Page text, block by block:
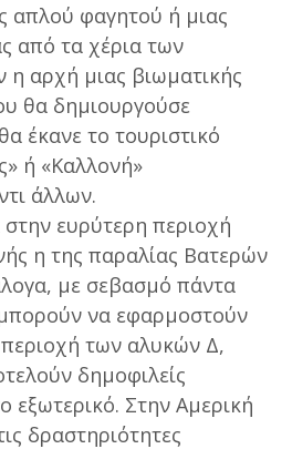
απλού φαγητού ή μιας
από τα χέρια των
η αρχή μιας βιωματικής
θα δημιουργούσε
έκανε το τουριστικό
ή «Καλλονή»
άλλων.
ευρύτερη περιοχή
η της παραλίας Βατερών
με σεβασμό πάντα
να εφαρμοστούν
των αλυκών Δ,
δημοφιλείς
εξωτερικό. Στην Αμερική
δραστηριότητες